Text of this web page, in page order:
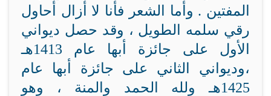
المفتين . وأما الشعر فأنا لا أزال أحاول
رقي سلمه الطويل ، وقد حصل ديواني
الأول على جائزة أبها عام 1413هـ
،وديواني الثاني على جائزة أبها عام
1425هـ ولله الحمد والمنة ، وهو